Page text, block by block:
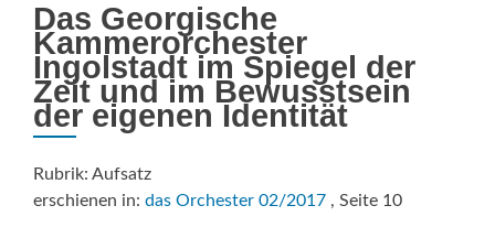
Das Georgische
Kammerorchester
Ingolstadt im Spiegel der
Zeit und im Bewusstsein
der eigenen Identität
Rubrik: Aufsatz
erschienen in: das Orchester 02/2017 , Seite 10